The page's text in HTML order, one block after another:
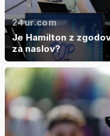
24ur.com
Je Hamilton z
za naslov?